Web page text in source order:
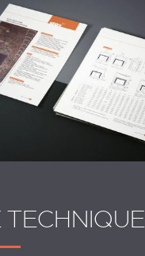
TECHNIQUE